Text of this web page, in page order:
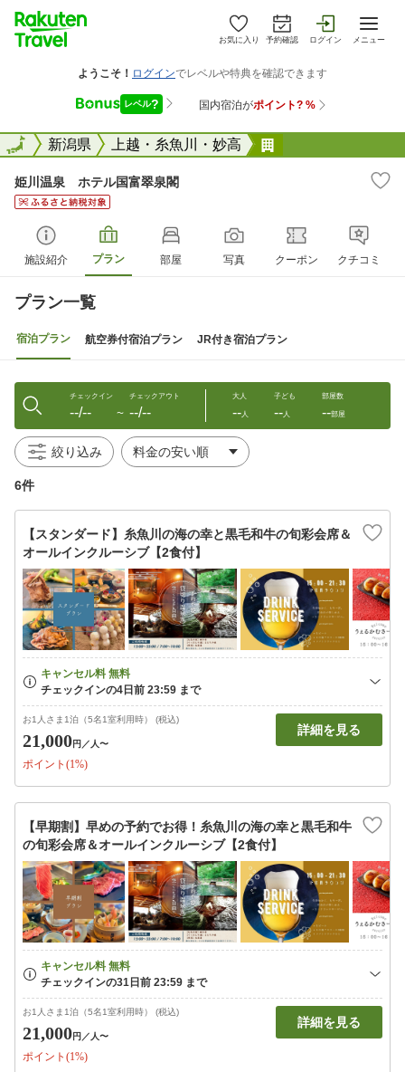
お気に入り 予約確認 ログイン メニュー
全国新潟県 上越・糸魚川・妙高
全国
姫川温泉 ホテル国富翠泉閣
施設紹介 プラン 部屋 写真 クーポン クチコミ
プラン一覧
宿泊プラン 航空券付宿泊プラン JR付き宿泊プラン
チェックイン
--/-- 〜
チェックアウト
--/--
大人
--人
子ども
--人
部屋数
--部屋
絞り込み
6件
【スタンダード】糸魚川の海の幸と黒毛和牛の旬彩会席＆
オールインクルーシブ【2食付】
お1人さま1泊（5名1室利用時） (税込)
21,000円 ／人〜
ポイント(1%)
詳細を見る
【早期割】早めの予約でお得！糸魚川の海の幸と黒毛和牛
の旬彩会席＆オールインクルーシブ【2食付】
お1人さま1泊（5名1室利用時） (税込)
21,000円 ／人〜
ポイント(1%)
詳細を見る